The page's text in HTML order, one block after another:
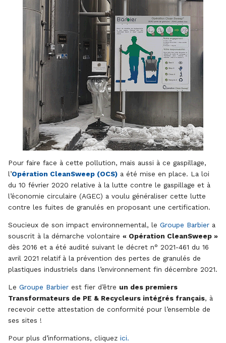
Pour faire face à cette pollution, mais aussi à ce gaspillage,
l’Opération CleanSweep (OCS) a été mise en place. La loi
du 10 février 2020 relative à la lutte contre le gaspillage et à
l’économie circulaire (AGEC) a voulu généraliser cette lutte
contre les fuites de granulés en proposant une certification.
Soucieux de son impact environnemental, le Groupe Barbier a
souscrit à la démarche volontaire « Opération CleanSweep »
dès 2016 et a été audité suivant le décret n° 2021-461 du 16
avril 2021 relatif à la prévention des pertes de granulés de
plastiques industriels dans l’environnement fin décembre 2021.
Le Groupe Barbier est fier d’être un des premiers
Transformateurs de PE & Recycleurs intégrés français, à
recevoir cette attestation de conformité pour l’ensemble de
ses sites !
Pour plus d’informations, cliquez ici.